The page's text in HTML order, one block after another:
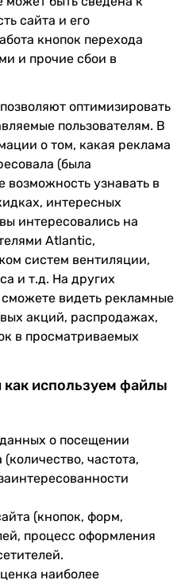
сайта и его
кнопок перехода
и прочие сбои в
оптимизировать
пользователям. В
о том, какая реклама
(была
возможность узнавать в
интересных
интересовались на
Atlantic,
систем вентиляции,
и т.д. На других
видеть рекламные
акций, распродажах,
в просматриваемых
используем файлы
о посещении
частота,
(кнопок, форм,
процесс оформления
наиболее